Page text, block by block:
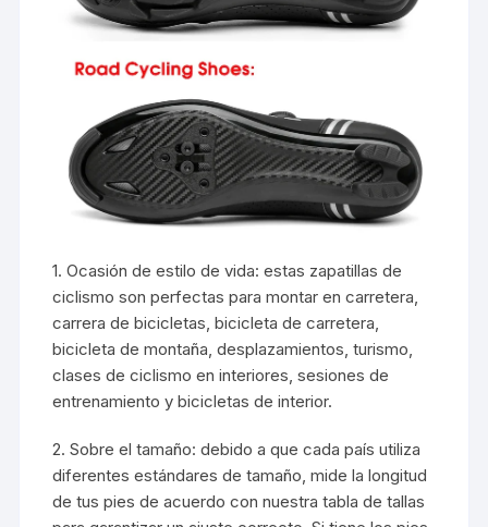
1. Ocasión de estilo de vida: estas zapatillas de
ciclismo son perfectas para montar en carretera,
carrera de bicicletas, bicicleta de carretera,
bicicleta de montaña, desplazamientos, turismo,
clases de ciclismo en interiores, sesiones de
entrenamiento y bicicletas de interior.
2. Sobre el tamaño: debido a que cada país utiliza
diferentes estándares de tamaño, mide la longitud
de tus pies de acuerdo con nuestra tabla de tallas